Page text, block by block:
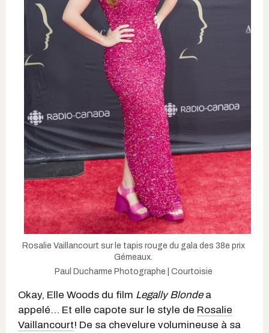
Rosalie Vaillancourt sur le tapis rouge du gala des 38e prix
Gémeaux.
Paul Ducharme Photographe | Courtoisie
Okay, Elle Woods du film Legally Blondea
appelé... Et elle capote sur le style de Rosalie
Vaillancourt! De sa chevelure volumineuse à sa